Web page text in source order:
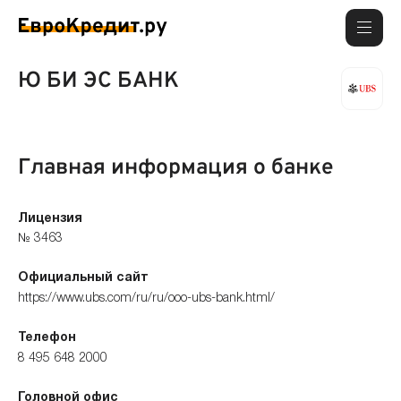
Ю БИ ЭС БАНК
Главная информация о банке
Лицензия
№ 3463
Официальный сайт
https://www.ubs.com/ru/ru/ooo-ubs-bank.html/
Телефон
8 495 648 2000
Головной офис